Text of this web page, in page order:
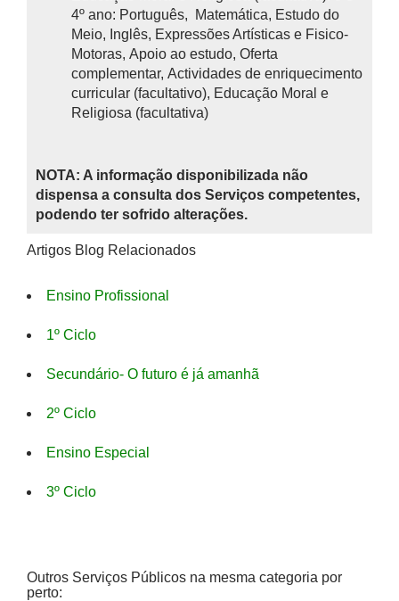
4º ano: Português, Matemática, Estudo do
Meio, Inglês, Expressões Artísticas e Fisico-
Motoras, Apoio ao estudo, Oferta
complementar, Actividades de enriquecimento
curricular (facultativo), Educação Moral e
Religiosa (facultativa)
NOTA: A informação disponibilizada não
dispensa a consulta dos Serviços competentes,
podendo ter sofrido alterações.
Artigos Blog Relacionados
Ensino Profissional
1º Ciclo
Secundário- O futuro é já amanhã
2º Ciclo
Ensino Especial
3º Ciclo
Outros Serviços Públicos na mesma categoria por
perto: